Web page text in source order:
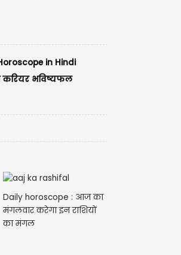
in Hindi
करियर भविष्यफल
Daily horoscope : आज का
मंगलवार करेगा इन राशियों
का मंगल